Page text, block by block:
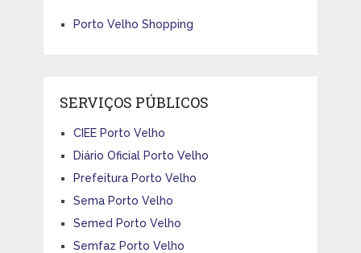
Porto Velho Shopping
SERVIÇOS PÚBLICOS
CIEE Porto Velho
Diário Oficial Porto Velho
Prefeitura Porto Velho
Sema Porto Velho
Semed Porto Velho
Semfaz Porto Velho